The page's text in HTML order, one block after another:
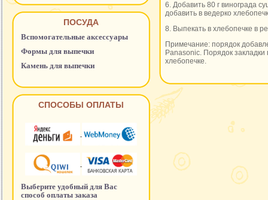
ПОСУДА
Вспомогательные аксессуары
Формы для выпечки
Камень для выпечки
СПОСОБЫ ОПЛАТЫ
Выберите удобный для Вас
способ оплаты заказа
6. Добавить 80 г винограда
добавить в ведерко
8. Выпекать в хлебопечке
Примечание: порядок
Panasonic. Порядок закладки
хлебопечке.